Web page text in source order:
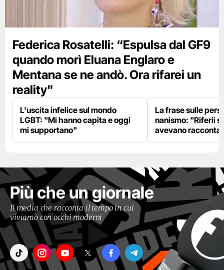
Federica Rosatelli: “Espulsa dal GF9
quando morì Eluana Englaro e
Mentana se ne andò. Ora rifarei un
reality"
L'uscita infelice sul mondo
LGBT: "Mi hanno capita e oggi
mi supportano"
La frase sulle
nanismo: "Riferii
avevano
Più che un giornale
Il media che racconta il tempo in cui
viviamo con occhi moderni